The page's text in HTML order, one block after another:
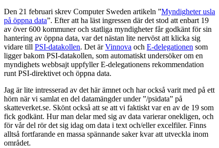
Den 21 februari skrev Computer Sweden artikeln ”Myndigheter usla
på öppna data”. Efter att ha läst ingressen där det stod att enbart 19
av över 600 kommuner och statliga myndigheter får godkänt för sin
hantering av öppna data, var det nästan lite nervöst att klicka sig
vidare till PSI-datakollen. Det ärVinnova och E-delegationen som
ligger bakom PSI-datakollen, som automatiskt undersöker om en
myndighets webbsajt uppfyller E-delegationens rekommendation
runt PSI-direktivet och öppna data.
Jag är lite intresserad av det här ämnet och har också varit med på ett
hörn när vi samlat en del datamängder under ”/psidata” på
skatteverket.se. Skönt också att se att vi faktiskt var en av de 19 som
fick godkänt. Hur man delar med sig av data varierar onekligen, och
för vår del rör det sig idag om data i text och/eller excelfiler. Finns
alltså fortfarande en massa spännande saker kvar att utveckla inom
området.